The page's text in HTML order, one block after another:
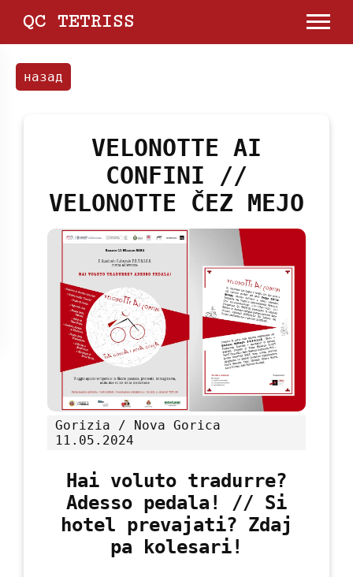
QC TETRISS
назад
VELONOTTE AI
CONFINI //
VELONOTTE ČEZ MEJO
Gorizia / Nova Gorica
11.05.2024
Hai voluto tradurre?
Adesso pedala! // Si
hotel prevajati? Zdaj
pa kolesari!